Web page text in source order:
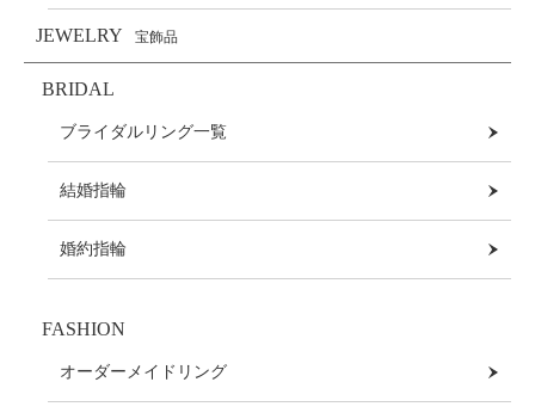
JEWELRY 宝飾品
BRIDAL
ブライダルリング一覧
結婚指輪
婚約指輪
FASHION
オーダーメイドリング